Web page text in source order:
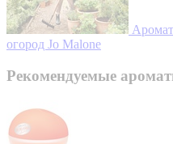
огород Jo Malone
Рекомендуемые